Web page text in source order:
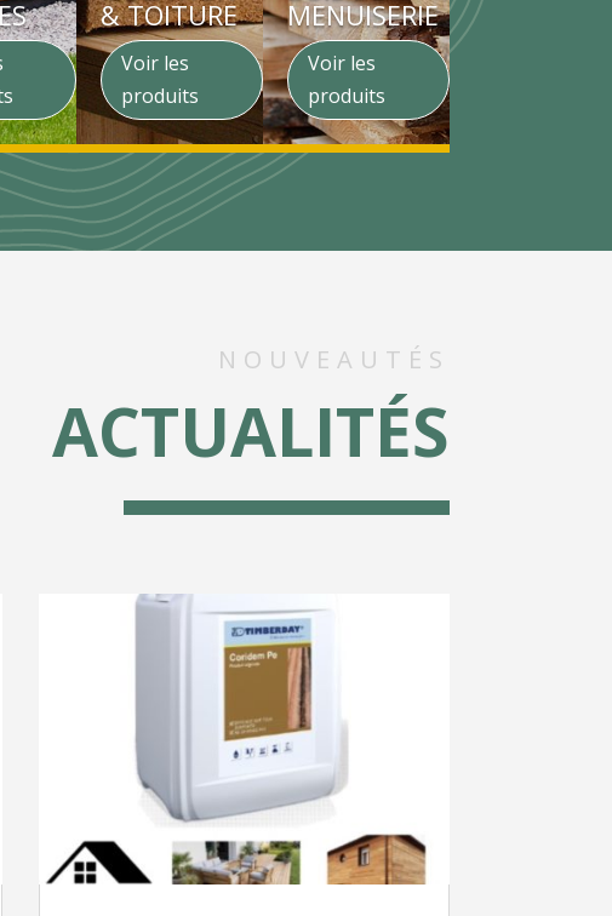
& TOITURE
Voir les
produits
MENUISERIE
Voir les
produits
NOUVEAUTÉS
ACTUALITÉS